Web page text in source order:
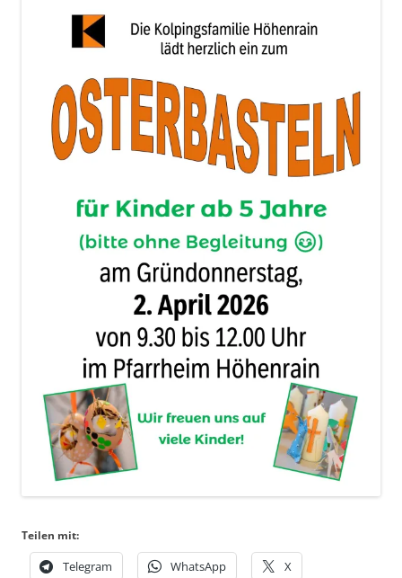
Teilen mit:
Telegram WhatsApp X